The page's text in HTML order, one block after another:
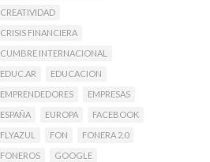
CREATIVIDAD
CRISIS FINANCIERA
CUMBRE INTERNACIONAL
EDUC.AR
EDUCACION
EMPRENDEDORES
EMPRESAS
ESPAÑA
EUROPA
FACEBOOK
FLYAZUL
FON
FONERA 2.0
FONEROS
GOOGLE